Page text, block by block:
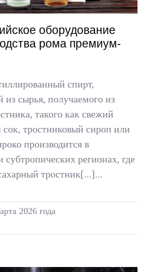
оборудование
рома премиум-
спирт,
из сырья, получаемого из
такого как свежий
сок, тростниковый сироп или
производится в
субтропических регионах, где
тростник[...]...
2026 года